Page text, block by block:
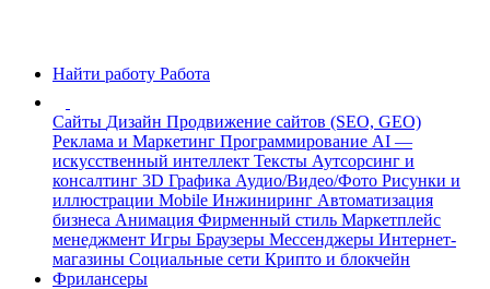
Найти работу Работа
Сайты Дизайн Продвижение сайтов (SEO, GEO)
Реклама и Маркетинг Программирование AI —
искусственный интеллект Тексты Аутсорсинг и
консалтинг 3D Графика Аудио/Видео/Фото Рисунки и
иллюстрации Mobile Инжиниринг Автоматизация
бизнеса Анимация Фирменный стиль Маркетплейс
менеджмент Игры Браузеры Мессенджеры Интернет-
магазины Социальные сети Крипто и блокчейн
Фрилансеры